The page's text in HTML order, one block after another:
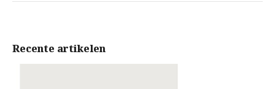
Recente artikelen